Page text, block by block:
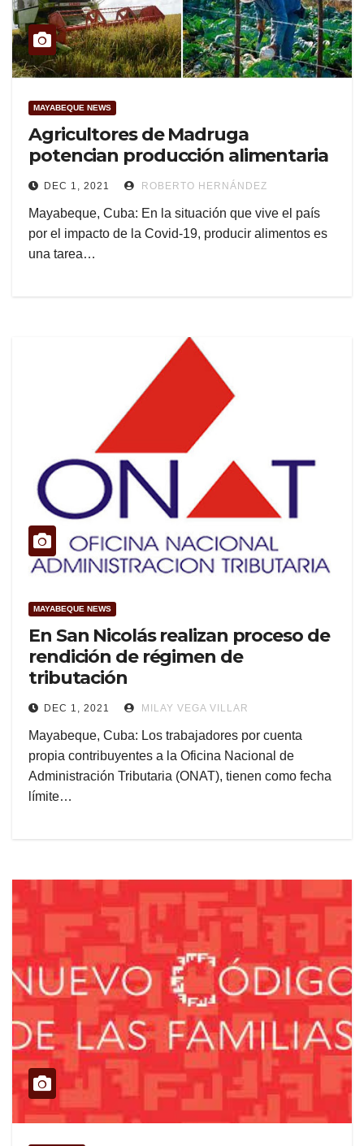
MAYABEQUE NEWS
Agricultores de Madruga
potencian producción alimentaria
DEC 1, 2021 ROBERTO HERNÁNDEZ
Mayabeque, Cuba: En la situación que vive el país
por el impacto de la Covid-19, producir alimentos es
una tarea…
MAYABEQUE NEWS
En San Nicolás realizan proceso de
rendición de régimen de
tributación
DEC 1, 2021 MILAY VEGA VILLAR
Mayabeque, Cuba: Los trabajadores por cuenta
propia contribuyentes a la Oficina Nacional de
Administración Tributaria (ONAT), tienen como fecha
límite…